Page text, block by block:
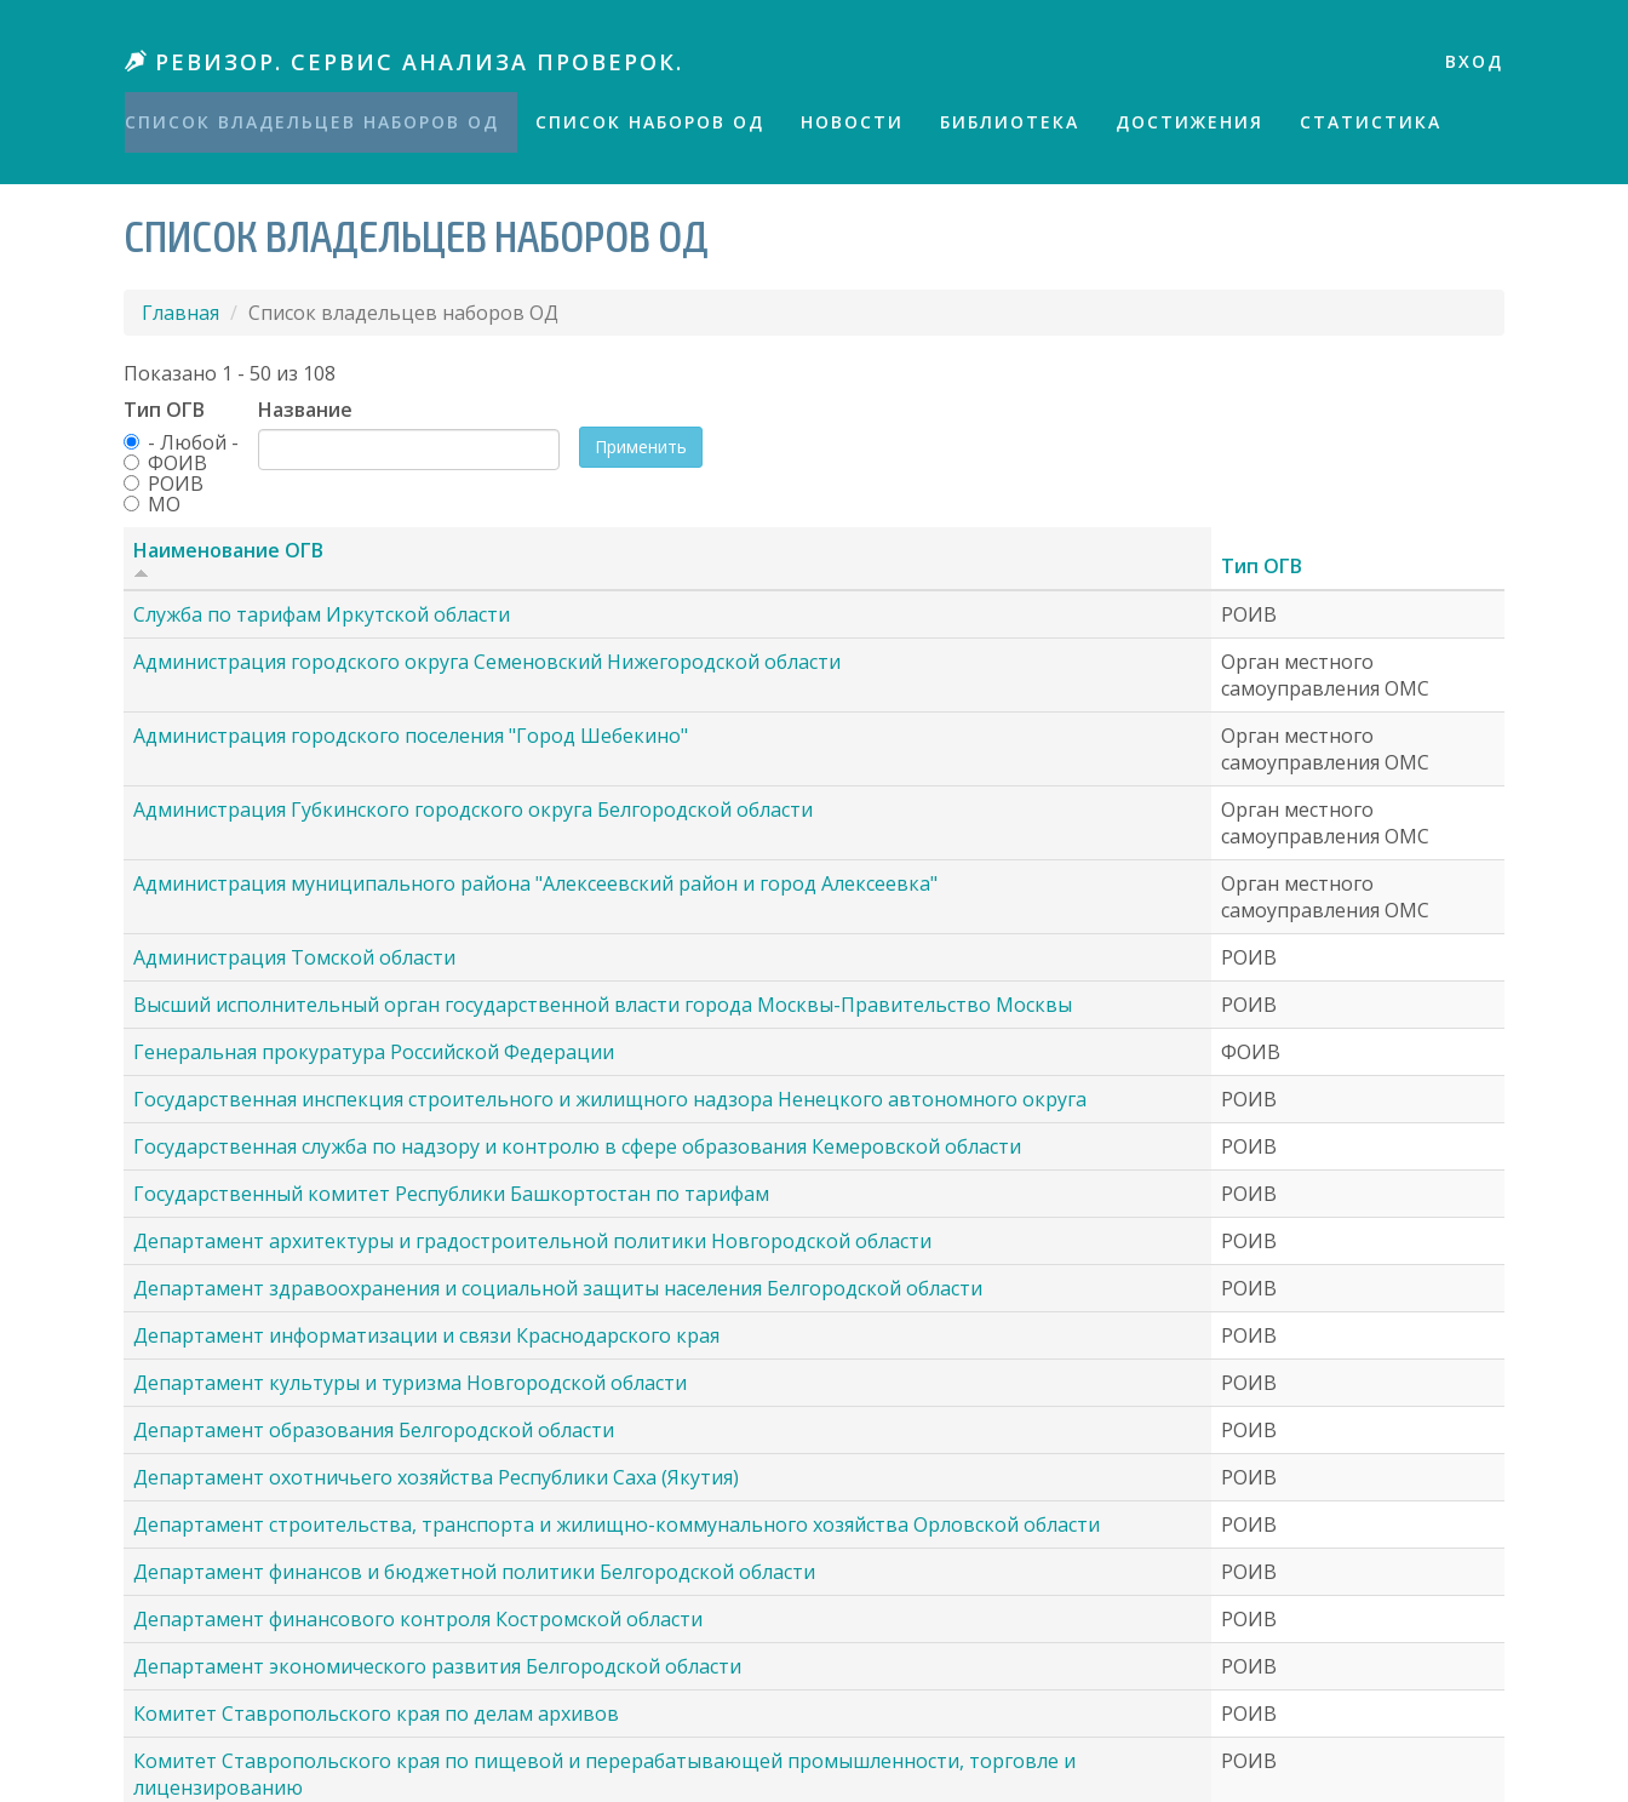
РЕВИЗОР. СЕРВИС АНАЛИЗА ПРОВЕРОК. ВХОД
СПИСОК ВЛАДЕЛЬЦЕВ НАБОРОВ ОД СПИСОК НАБОРОВ ОД НОВОСТИ БИБЛИОТЕКА ДОСТИЖЕНИЯ СТАТИСТИКА
СПИСОК ВЛАДЕЛЬЦЕВ НАБОРОВ ОД
Главная Список владельцев наборов ОД
Показано 1 - 50 из 108
Тип ОГВ
- Любой -
ФОИВ
РОИВ
МО
Название
Применить
Наименование ОГВ
Тип ОГВ
Cлужба по тарифам Иркутской области
РОИВ
Администрация городского округа Семеновский Нижегородской области
Орган местного
самоуправления ОМС
Администрация городского поселения "Город Шебекино"
Орган местного
самоуправления ОМС
Администрация Губкинского городского округа Белгородской области
Орган местного
самоуправления ОМС
Администрация муниципального района "Алексеевский район и город Алексеевка"
Орган местного
самоуправления ОМС
Администрация Томской области
РОИВ
Высший исполнительный орган государственной власти города Москвы-Правительство Москвы
РОИВ
Генеральная прокуратура Российской Федерации
ФОИВ
Государственная инспекция строительного и жилищного надзора Ненецкого автономного округа
РОИВ
Государственная служба по надзору и контролю в сфере образования Кемеровской области
РОИВ
Государственный комитет Республики Башкортостан по тарифам
РОИВ
Департамент архитектуры и градостроительной политики Новгородской области
РОИВ
Департамент здравоохранения и социальной защиты населения Белгородской области
РОИВ
Департамент информатизации и связи Краснодарского края
РОИВ
Департамент культуры и туризма Новгородской области
РОИВ
Департамент образования Белгородской области
РОИВ
Департамент охотничьего хозяйства Республики Саха (Якутия)
РОИВ
Департамент строительства, транспорта и жилищно-коммунального хозяйства Орловской области
РОИВ
Департамент финансов и бюджетной политики Белгородской области
РОИВ
Департамент финансового контроля Костромской области
РОИВ
Департамент экономического развития Белгородской области
РОИВ
Комитет Ставропольского края по делам архивов
РОИВ
Комитет Ставропольского края по пищевой и перерабатывающей промышленности, торговле и
лицензированию
РОИВ